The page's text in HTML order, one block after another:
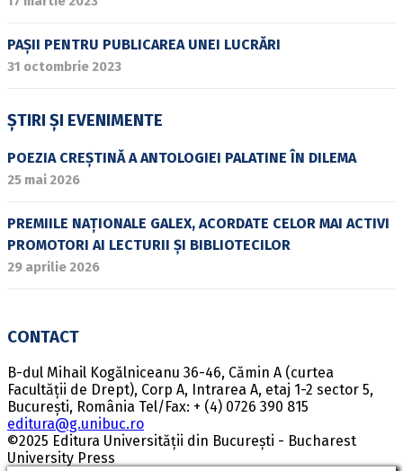
PAȘII PENTRU PUBLICAREA UNEI LUCRĂRI
31 octombrie 2023
ȘTIRI ȘI EVENIMENTE
POEZIA CREȘTINĂ A ANTOLOGIEI PALATINE ÎN DILEMA
25 mai 2026
PREMIILE NAȚIONALE GALEX, ACORDATE CELOR MAI ACTIVI
PROMOTORI AI LECTURII ȘI BIBLIOTECILOR
29 aprilie 2026
CONTACT
B-dul Mihail Kogălniceanu 36-46, Cămin A (curtea
Facultății de Drept), Corp A, Intrarea A, etaj 1-2 sector 5,
București, România Tel/Fax: + (4) 0726 390 815
editura@g.unibuc.ro
©2025 Editura Universității din București - Bucharest
University Press